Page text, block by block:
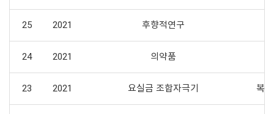
25 2021 후향적연구
24 2021 의약품
23 2021 요실금 조합자극기 복